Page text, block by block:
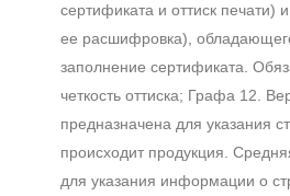
сертификата и оттиск печати)
ее расшифровка),
заполнение сертификата.
четкость оттиска; Графа 12.
предназначена для указания
происходит продукция.
для указания информации о